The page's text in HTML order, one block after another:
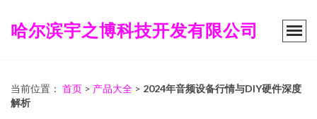
哈尔滨宇之博科技开发有限公司
当前位置： 首页 > 产品大全 > 2024年音频设备行情与DIY硬件深度
解析